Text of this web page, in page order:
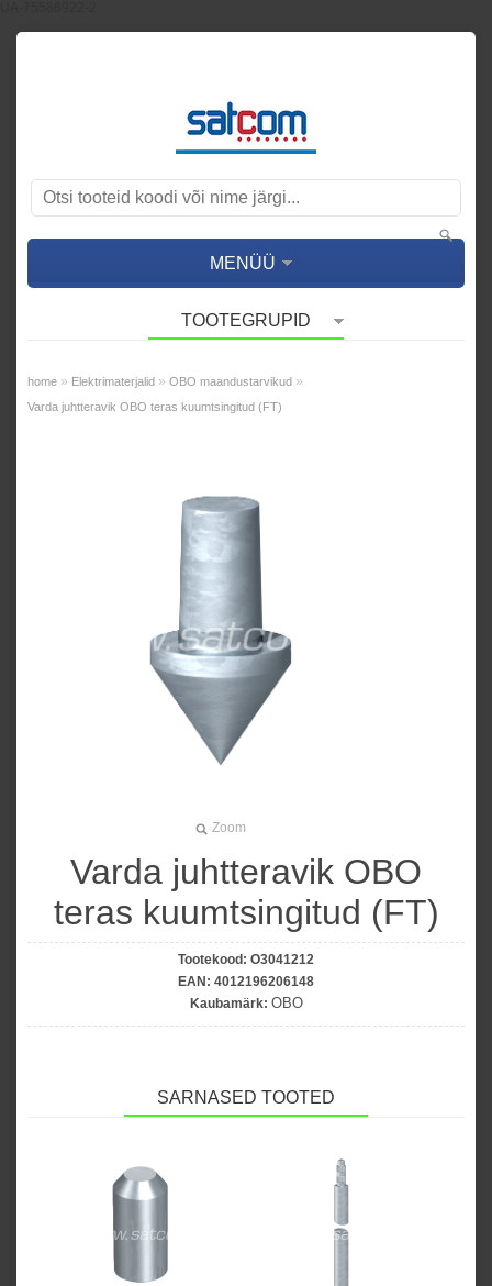
MENÜÜ
TOOTEGRUPID
home » Elektrimaterjalid » OBO maandustarvikud »
Varda juhtteravik OBO teras kuumtsingitud (FT)
Zoom
Varda juhtteravik OBO
teras kuumtsingitud (FT)
Tootekood: O3041212
EAN: 4012196206148
Kaubamärk: OBO
SARNASED TOOTED